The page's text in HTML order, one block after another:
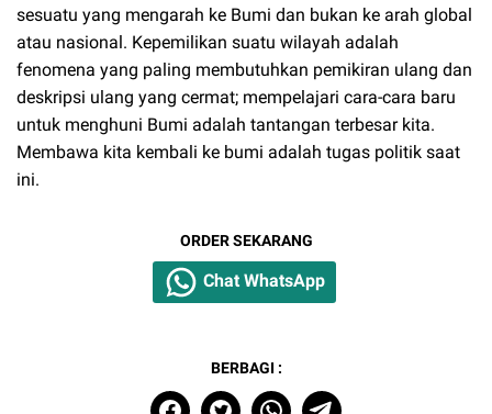
sesuatu yang mengarah ke Bumi dan bukan ke arah global
atau nasional. Kepemilikan suatu wilayah adalah
fenomena yang paling membutuhkan pemikiran ulang dan
deskripsi ulang yang cermat; mempelajari cara-cara baru
untuk menghuni Bumi adalah tantangan terbesar kita.
Membawa kita kembali ke bumi adalah tugas politik saat
ini.
ORDER SEKARANG
Chat WhatsApp
BERBAGI :